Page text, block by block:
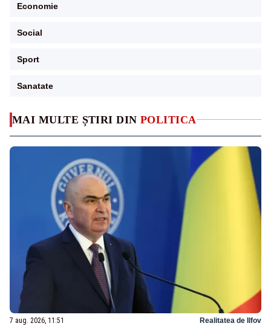
MAI MULTE ȘTIRI DIN POLITICA
7 aug. 2026, 11:51 Realitatea de Ilfov
Economie
Social
Sport
Sanatate